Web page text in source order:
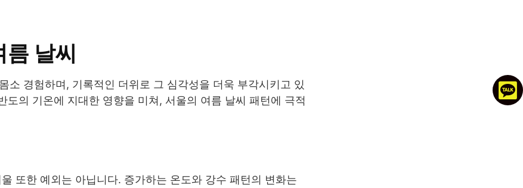
날씨
소 경험하며, 기록적인 더위로 그 심각성을 더욱 부각시키고 있
의 기온에 지대한 영향을 미쳐, 서울의 여름 날씨 패턴에 극적
또한 예외는 아닙니다. 증가하는 온도와 강수 패턴의 변화는